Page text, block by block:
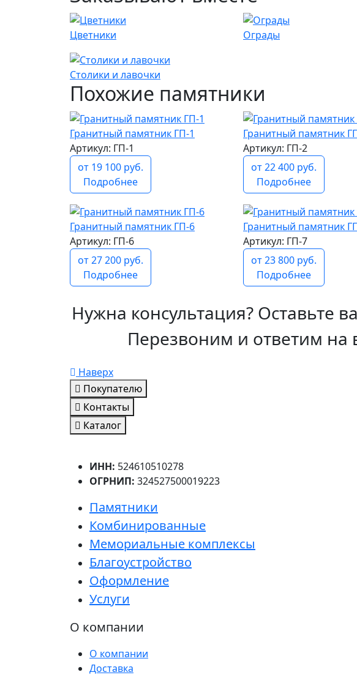
Цветники Ограды
Столики и лавочки
Похожие памятники
Гранитный памятник ГП-1
Артикул: ГП-1
от 19 100 руб.
Подробнее
Гранитный памятник
Артикул: ГП-2
от 22 400 руб.
Подробнее
Гранитный памятник ГП-6
Артикул: ГП-6
от 27 200 руб.
Подробнее
Гранитный памятник
Артикул: ГП-7
от 23 800 руб.
Подробнее
Нужна консультация? Оставьте
Перезвоним и ответим на
Наверх
Покупателю
Контакты
Каталог
ИНН: 524610510278
ОГРНИП: 324527500019223
Памятники
Комбинированные
Мемориальные комплексы
Благоустройство
Оформление
Услуги
О компании
О компании
Доставка